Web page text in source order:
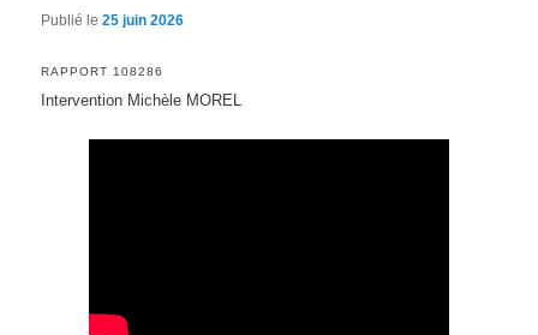
Publié le25 juin 2026
RAPPORT 108286
Intervention Michèle MOREL